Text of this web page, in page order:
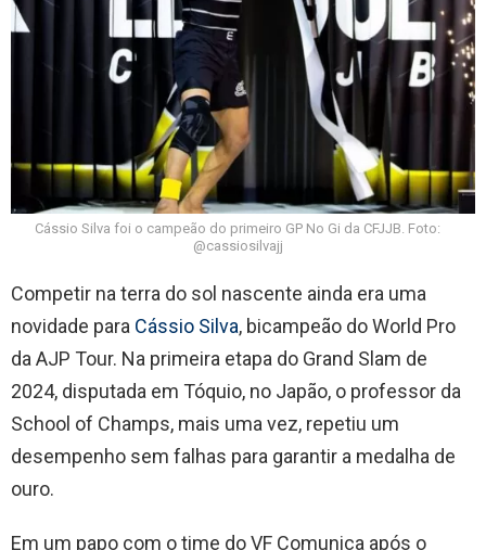
Cássio Silva foi o campeão do primeiro GP No Gi da CFJJB. Foto:
@cassiosilvajj
Competir na terra do sol nascente ainda era uma
novidade para Cássio Silva, bicampeão do World Pro
da AJP Tour. Na primeira etapa do Grand Slam de
2024, disputada em Tóquio, no Japão, o professor da
School of Champs, mais uma vez, repetiu um
desempenho sem falhas para garantir a medalha de
ouro.
Em um papo com o time do VF Comunica após o